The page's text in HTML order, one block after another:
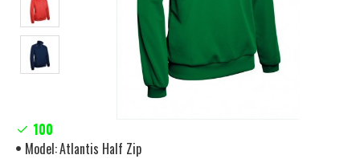
100
Model:Atlantis Half Zip